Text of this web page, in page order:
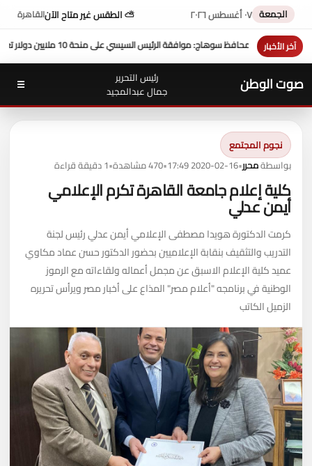
الجمعة ٠٧ أغسطس ٢٠٢٦ ⛅ الطقس غير متاح الآنالقاهرة
آخر الأخبار
بمشاركة محافظ على منحة 10 ملايين دولار تعزز التنمية بالمحافظة
صوت الوطن
رئيس التحرير
جمال عبدالمجيد
☰
نجوم المجتمع
بواسطةمحرر•
2020-02-16 17:49
•470 مشاهدة •1 دقيقة قراءة
كلية إعلام جامعة القاهرة تكرم الإعلامي
أيمن عدلي
كرمت الدكتورة هويدا مصطفى الإعلامي أيمن عدلي رئيس لجنة
التدريب والتثقيف بنقابة الإعلاميين بحضور الدكتور حسن عماد مكاوي
عميد كلية الإعلام الاسبق عن مجمل أعماله ولقاءاته مع الرموز
الوطنية في برنامجه "أعلام مصر" المذاع على أخبار مصر ويرأس تحريره
الزميل الكاتب